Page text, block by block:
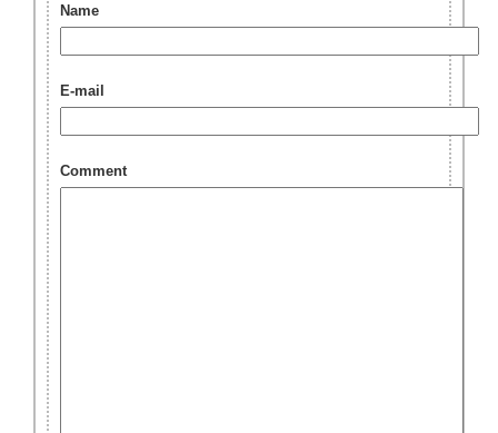
Name
E-mail
Comment